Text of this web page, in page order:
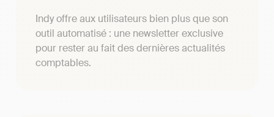
Indy offre aux utilisateurs bien plus que son
outil automatisé : une newsletter exclusive
pour rester au fait des dernières actualités
comptables.